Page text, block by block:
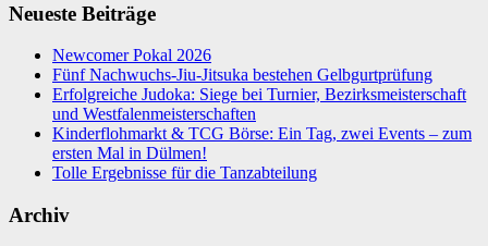
Neueste Beiträge
Newcomer Pokal 2026
Fünf Nachwuchs-Jiu-Jitsuka bestehen Gelbgurtprüfung
Erfolgreiche Judoka: Siege bei Turnier, Bezirksmeisterschaft
und Westfalenmeisterschaften
Kinderflohmarkt & TCG Börse: Ein Tag, zwei Events – zum
ersten Mal in Dülmen!
Tolle Ergebnisse für die Tanzabteilung
Archiv